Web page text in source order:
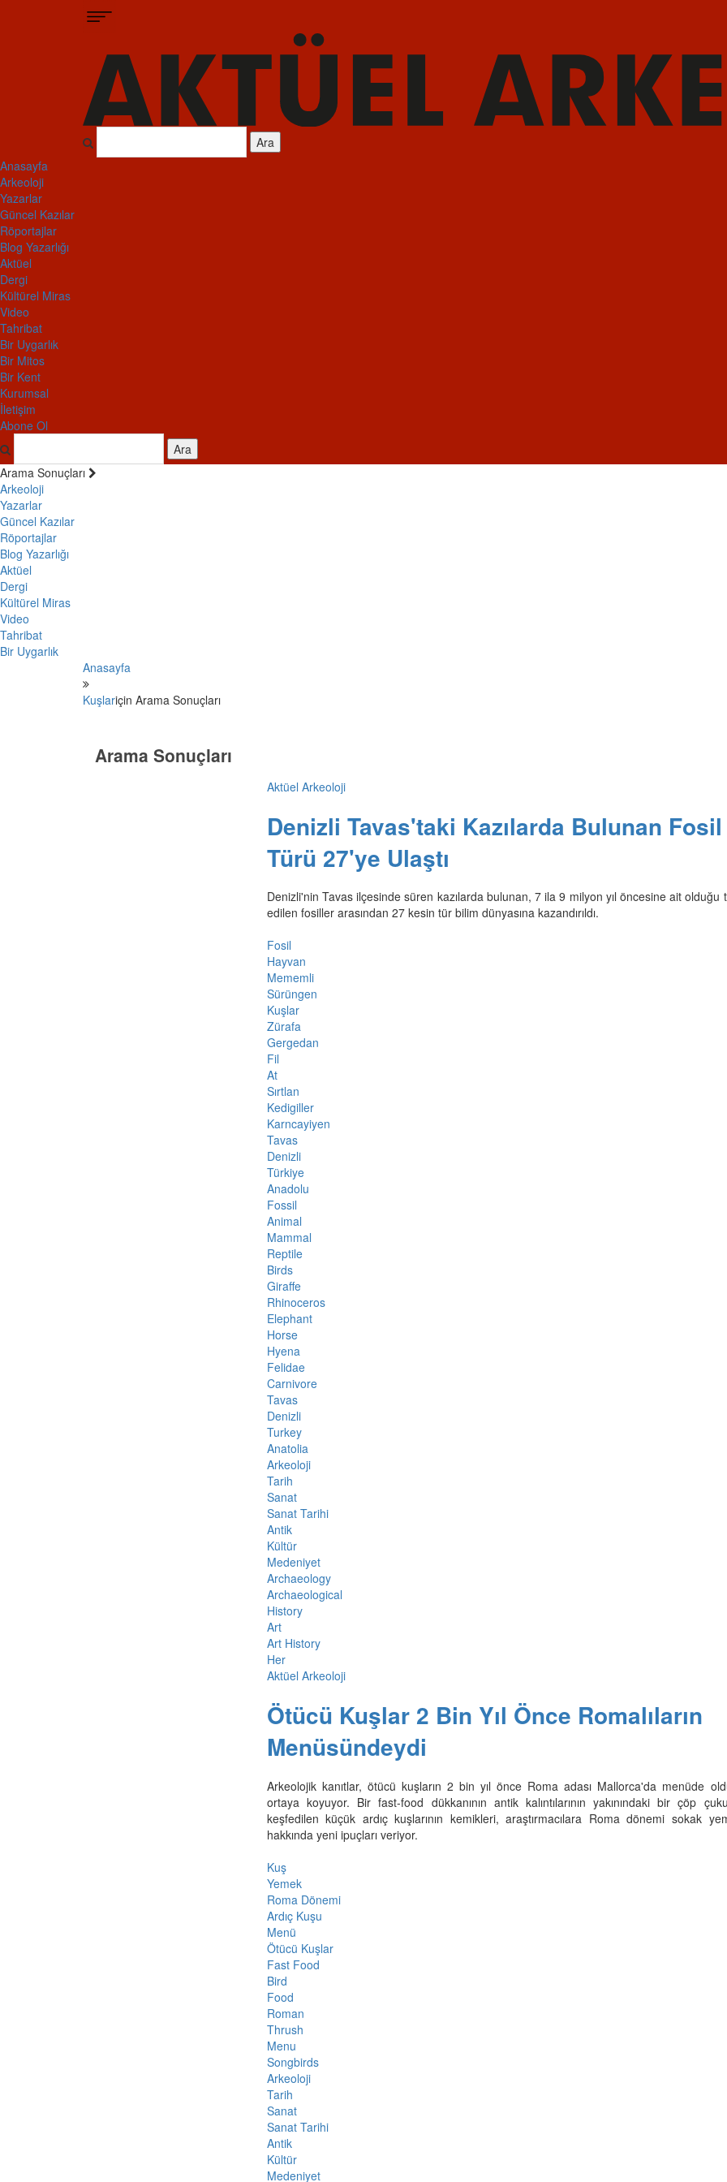
Ara
Anasayfa
Arkeoloji
Yazarlar
Güncel Kazılar
Röportajlar
Blog Yazarlığı
Aktüel
Dergi
Kültürel Miras
Video
Tahribat
Bir Uygarlık
Bir Mitos
Bir Kent
Kurumsal
İletişim
Abone Ol
Ara
Arama Sonuçları
Arkeoloji
Yazarlar
Güncel Kazılar
Röportajlar
Blog Yazarlığı
Aktüel
Dergi
Kültürel Miras
Video
Tahribat
Bir Uygarlık
Anasayfa
Kuşlariçin Arama Sonuçları
Arama Sonuçları
Aktüel Arkeoloji
Denizli Tavas'taki Kazılarda Bulunan Fosil
Türü 27'ye Ulaştı
Denizli'nin Tavas ilçesinde süren kazılarda bulunan, 7 ila 9 milyon yıl öncesine ait olduğu
edilen fosiller arasından 27 kesin tür bilim dünyasına kazandırıldı.
Fosil
Hayvan
Mememli
Sürüngen
Kuşlar
Zürafa
Gergedan
Fil
At
Sırtlan
Kedigiller
Karncayiyen
Tavas
Denizli
Türkiye
Anadolu
Fossil
Animal
Mammal
Reptile
Birds
Giraffe
Rhinoceros
Elephant
Horse
Hyena
Felidae
Carnivore
Tavas
Denizli
Turkey
Anatolia
Arkeoloji
Tarih
Sanat
Sanat Tarihi
Antik
Kültür
Medeniyet
Archaeology
Archaeological
History
Art
Art History
Her
Aktüel Arkeoloji
Ötücü Kuşlar 2 Bin Yıl Önce Romalıların
Menüsündeydi
Arkeolojik kanıtlar, ötücü kuşların 2 bin yıl önce Roma adası Mallorca'da menüde
ortaya koyuyor. Bir fast-food dükkanının antik kalıntılarının yakınındaki bir çöp
keşfedilen küçük ardıç kuşlarının kemikleri, araştırmacılara Roma dönemi sokak
hakkında yeni ipuçları veriyor.
Kuş
Yemek
Roma Dönemi
Ardıç Kuşu
Menü
Ötücü Kuşlar
Fast Food
Bird
Food
Roman
Thrush
Menu
Songbirds
Arkeoloji
Tarih
Sanat
Sanat Tarihi
Antik
Kültür
Medeniyet